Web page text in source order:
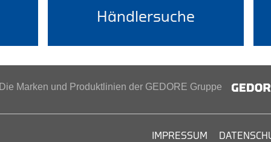
Händlersuche
Die Marken und Produktlinien der GEDORE Gruppe
IMPRESSUM